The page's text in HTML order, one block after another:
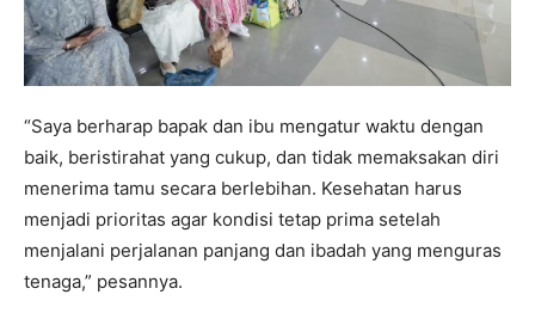
“Saya berharap bapak dan ibu mengatur waktu dengan
baik, beristirahat yang cukup, dan tidak memaksakan diri
menerima tamu secara berlebihan. Kesehatan harus
menjadi prioritas agar kondisi tetap prima setelah
menjalani perjalanan panjang dan ibadah yang menguras
tenaga,” pesannya.